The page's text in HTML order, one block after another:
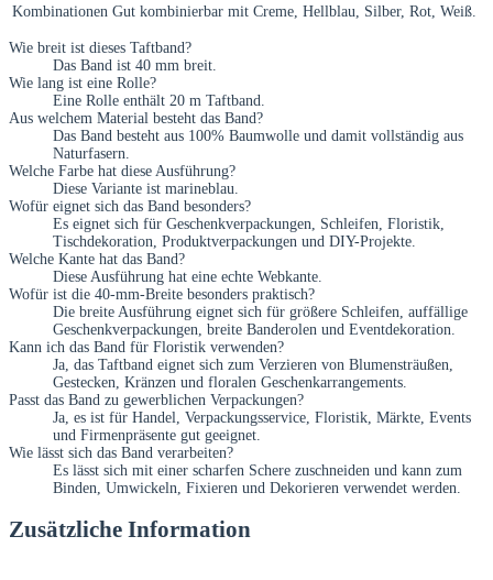
Kombinationen Gut kombinierbar mit Creme, Hellblau, Silber, Rot, Weiß.
Wie breit ist dieses Taftband?
Das Band ist 40 mm breit.
Wie lang ist eine Rolle?
Eine Rolle enthält 20 m Taftband.
Aus welchem Material besteht das Band?
Das Band besteht aus 100% Baumwolle und damit vollständig aus
Naturfasern.
Welche Farbe hat diese Ausführung?
Diese Variante ist marineblau.
Wofür eignet sich das Band besonders?
Es eignet sich für Geschenkverpackungen, Schleifen, Floristik,
Tischdekoration, Produktverpackungen und DIY-Projekte.
Welche Kante hat das Band?
Diese Ausführung hat eine echte Webkante.
Wofür ist die 40-mm-Breite besonders praktisch?
Die breite Ausführung eignet sich für größere Schleifen, auffällige
Geschenkverpackungen, breite Banderolen und Eventdekoration.
Kann ich das Band für Floristik verwenden?
Ja, das Taftband eignet sich zum Verzieren von Blumensträußen,
Gestecken, Kränzen und floralen Geschenkarrangements.
Passt das Band zu gewerblichen Verpackungen?
Ja, es ist für Handel, Verpackungsservice, Floristik, Märkte, Events
und Firmenpräsente gut geeignet.
Wie lässt sich das Band verarbeiten?
Es lässt sich mit einer scharfen Schere zuschneiden und kann zum
Binden, Umwickeln, Fixieren und Dekorieren verwendet werden.
Zusätzliche Information